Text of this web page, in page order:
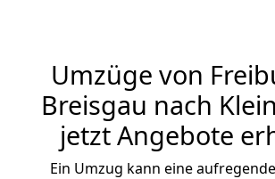
Umzüge von
Breisgau nach
jetzt Angebote
Ein Umzug kann eine